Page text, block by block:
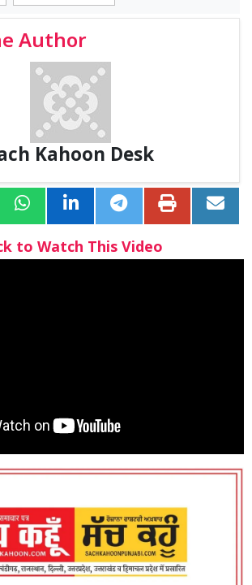
Author
Kahoon Desk
to Watch This Video